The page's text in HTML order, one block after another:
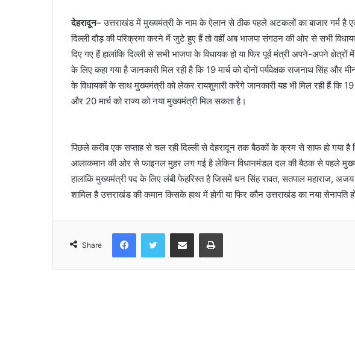
देहरादून– उत्तराखंड में मुख्यमंत्री के नाम के ऐलान से ठीक पहले अटकलों का बाजार गर्म है
दिल्ली दौड़ की परिक्रमा करने में जुटे हुए हैं तो वहीं अब भाजपा संगठन की ओर से सभी
दिए गए हैं हालांकि दिल्ली से सभी भाजपा के विधायक हो या फिर पूर्व मंत्री अपने-अपने
के लिए कहा गया है जानकारी मिल रही है कि 19 मार्च को दोनों पर्यवेक्षक राजनाथ सिंह और
के विधायकों के साथ मुख्यमंत्री को लेकर रायशुमारी करेंगे जानकारी यह भी मिल रही हैं कि
और 20 मार्च को राज्य को नया मुख्यमंत्री मिल सकता है।
पिछले करीब एक सप्ताह से चल रही दिल्ली से देहरादून तक बैठकों के क्रम से साफ हो गया है
आलाकमान की ओर से फाइनल मुहर लग गई है लेकिन विधानमंडल दल की बैठक से पहले
हालांकि मुख्यमंत्री पद के लिए लंबी फेहरिस्त है जिसमें धन सिंह रावत, सतपाल महाराज,
शामिल है उत्तराखंड की कमान किसके हाथ में होगी या फिर कौन उत्तराखंड का नया सेनापति
Share